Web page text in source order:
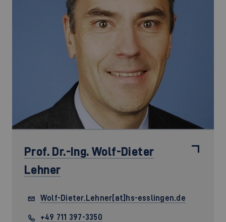
Prof. Dr.-Ing. Wolf-Dieter
Lehner
Wolf-Dieter.Lehner[at]hs-esslingen.de
+49 711 397-3350